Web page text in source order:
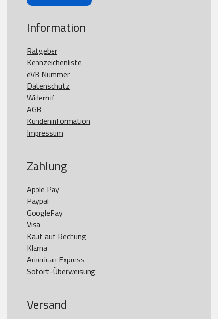
Information
Ratgeber
Kennzeichenliste
eVB Nummer
Datenschutz
Widerruf
AGB
Kundeninformation
Impressum
Zahlung
Apple Pay
Paypal
GooglePay
Visa
Kauf auf Rechung
Klarna
American Express
Versand